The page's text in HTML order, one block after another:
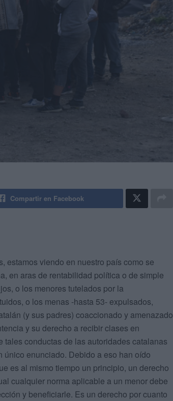
Compartir en Facebook
estamos viendo en nuestro país como se
en aras de rentabilidad política o de simple
o los menores tutelados por la
o los menas -hasta 53- expulsados,
(y sus padres) coaccionado y amenazado
y su derecho a recibir clases en
conductas de las autoridades catalanas
enunciado. Debido a eso han oído
es al mismo tiempo un principio, un derecho
cualquier norma aplicable a un menor debe
y beneficiarle. Es un derecho por cuanto